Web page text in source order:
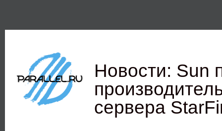
Информационно-
аналитический
центр по
параллельным
вычислениям
Новости: Sun
сервера